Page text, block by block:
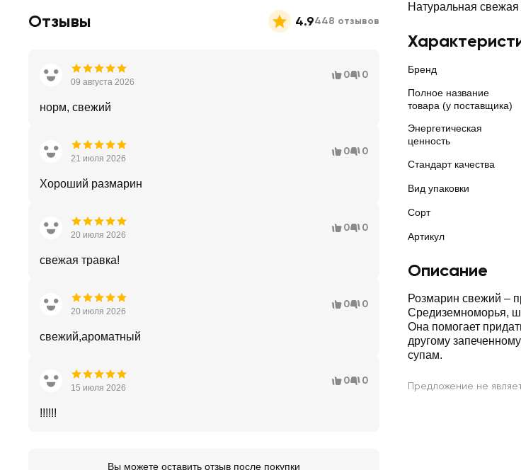
Натуральная
Бренд
Полное название
товара (у поставщика)
Энергетическая
ценность
Стандарт качества
Вид упаковки
Сорт
Артикул
Описание
Розмарин свежий –
Средиземноморья,
Она помогает
другому
супам.
Предложение не
Отзывы 4.9448 отзывов
09 августа 2026
0 0
норм, свежий
21 июля 2026
0 0
Хороший размарин
20 июля 2026
0 0
свежая травка!
20 июля 2026
0 0
свежий,ароматный
15 июля 2026
0 0
!!!!!!
Вы можете оставить отзыв после покупки